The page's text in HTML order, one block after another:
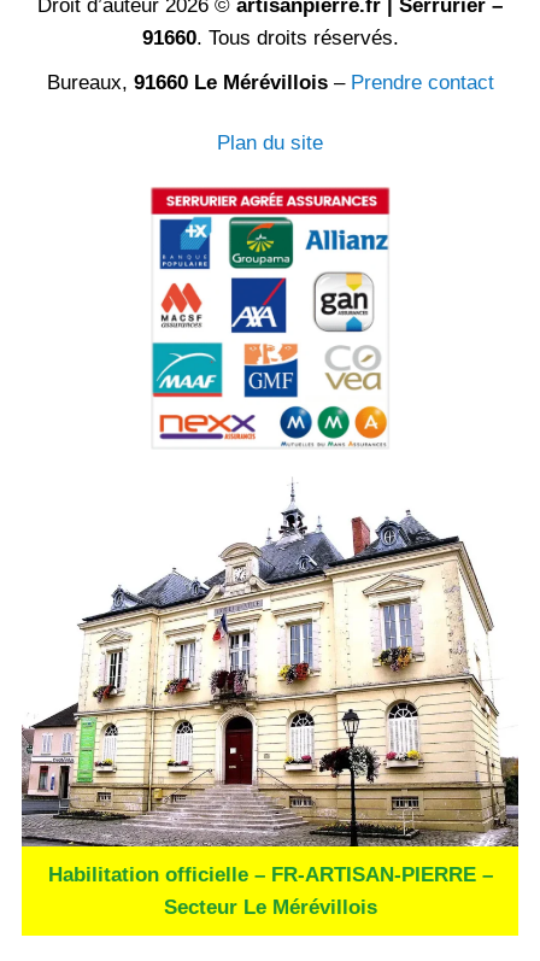
Droit d’auteur 2026 © artisanpierre.fr | Serrurier –
91660. Tous droits réservés.
Bureaux, 91660 Le Mérévillois– Prendre contact
Plan du site
Habilitation officielle – FR-ARTISAN-PIERRE –
Secteur Le Mérévillois